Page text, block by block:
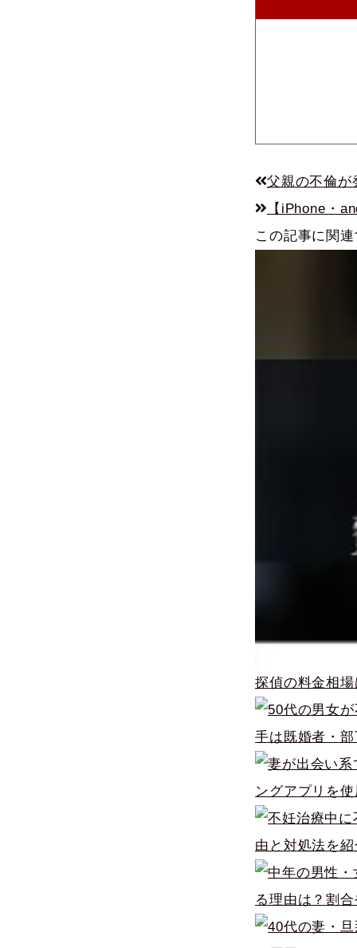
父親の不倫が
【iPhone・
この記事に関
探偵の料金相
手は既婚者・
ングアプリを
由と対処法を
る理由は？割